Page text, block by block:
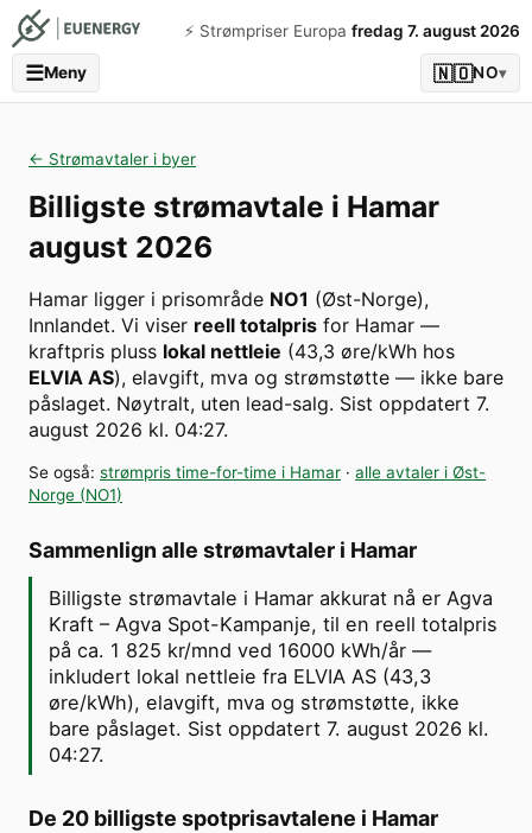
⚡️ Strømpriser Europa fredag 7. august 2026
☰Meny 🇳🇴NO▾
← Strømavtaler i byer
Billigste strømavtale i Hamar
august 2026
Hamar ligger i prisområde NO1 (Øst-Norge),
Innlandet. Vi viser reell totalpris for Hamar —
kraftpris pluss lokal nettleie (43,3 øre/kWh hos
ELVIA AS), elavgift, mva og strømstøtte — ikke bare
påslaget. Nøytralt, uten lead-salg. Sist oppdatert 7.
august 2026 kl. 04:27.
Se også: strømpris time-for-time i Hamar · alle avtaler i Øst-
Norge (NO1)
Sammenlign alle strømavtaler i Hamar
Billigste strømavtale i Hamar akkurat nå er Agva
Kraft – Agva Spot-Kampanje, til en reell totalpris
på ca. 1 825 kr/mnd ved 16000 kWh/år —
inkludert lokal nettleie fra ELVIA AS (43,3
øre/kWh), elavgift, mva og strømstøtte, ikke
bare påslaget. Sist oppdatert 7. august 2026 kl.
04:27.
De 20 billigste spotprisavtalene i Hamar